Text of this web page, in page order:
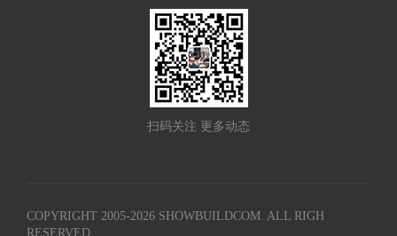
扫码关注 更多动态
COPYRIGHT 2005-2026 SHOWBUILDCOM. ALL RIGH
RESERVED